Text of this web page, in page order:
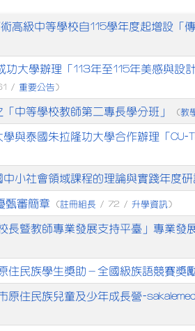
高級中等學校自115學年度起增設「
功大學辦理「113年至115年美感與設
/重要公告 )
中等學校教師第二專長學分班」 (教
與泰國朱拉隆功大學合作辦理「CU-
小社會領域課程的理論與實踐年度研
甄審簡章 (註冊組長 / 72 / 升學資訊 )
長暨教師專業發展支持平臺」專業發
住民族學生獎助－全國級族語競賽獎勵
原住民族兒童及少年成長營-